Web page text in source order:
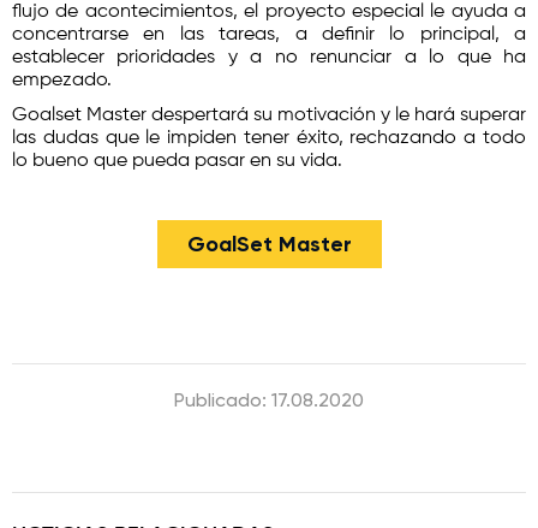
flujo de acontecimientos, el proyecto especial le ayuda a
concentrarse en las tareas, a definir lo principal, a
establecer prioridades y a no renunciar a lo que ha
empezado.
Goalset Master despertará su motivación y le hará superar
las dudas que le impiden tener éxito, rechazando a todo
lo bueno que pueda pasar en su vida.
GoalSet Master
Publicado: 17.08.2020